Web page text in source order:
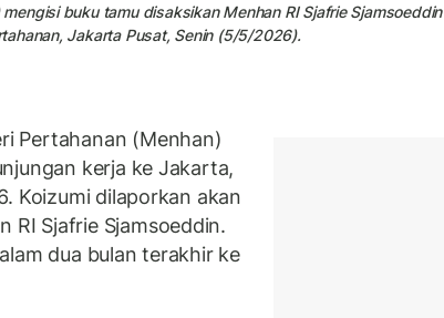
buku tamu disaksikan Menhan RI Sjafrie Sjamsoeddin
Jakarta Pusat, Senin (5/5/2026).
Pertahanan (Menhan)
kerja ke Jakarta,
Koizumi dilaporkan akan
RI Sjafrie Sjamsoeddin.
dua bulan terakhir ke